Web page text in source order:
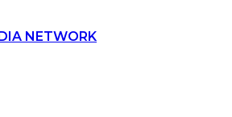
NETWORK